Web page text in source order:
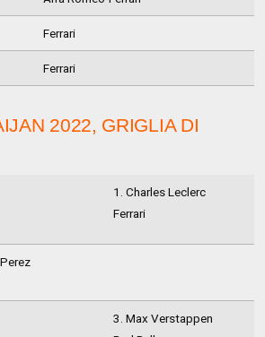
Ferrari
Ferrari
2022, GRIGLIA DI
1. Charles Leclerc
Ferrari
3. Max Verstappen